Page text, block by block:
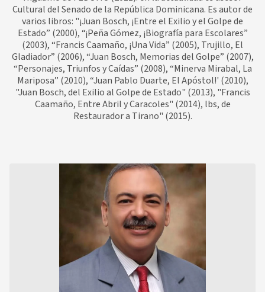
Cultural del Senado de la República Dominicana. Es autor de
varios libros: "¡Juan Bosch, ¡Entre el Exilio y el Golpe de
Estado” (2000), “¡Peña Gómez, ¡Biografía para Escolares”
(2003), “Francis Caamaño, ¡Una Vida” (2005), Trujillo, El
Gladiador” (2006), “Juan Bosch, Memorias del Golpe” (2007),
“Personajes, Triunfos y Caídas” (2008), “Minerva Mirabal, La
Mariposa” (2010), “Juan Pablo Duarte, El Apóstol!' (2010),
"Juan Bosch, del Exilio al Golpe de Estado" (2013), "Francis
Caamaño, Entre Abril y Caracoles" (2014), lbs, de
Restaurador a Tirano" (2015).